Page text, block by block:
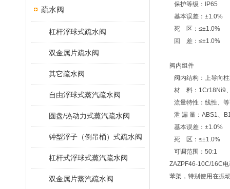
疏水阀
杠杆浮球式疏水阀
双金属片疏水阀
其它疏水阀
自由浮球式蒸汽疏水阀
圆盘/热动力式蒸汽疏水阀
钟型浮子（倒吊桶）式疏水阀
杠杆式浮球式蒸汽疏水阀
双金属片蒸汽疏水阀
保护等级：IP65
基本误差：±1.0%
死 区：≤±1.0%
回 差：≤±1.0%
阀内组件
阀内结构：上导向
材 料：1Cr18Ni9
流量特性：线性、
泄 漏 量：ABS1、
基本误差：±1.0%
死 区：≤±1.0%
可调范围：50:1
ZAZPF46-10C/16C
苯架，特别使用在振